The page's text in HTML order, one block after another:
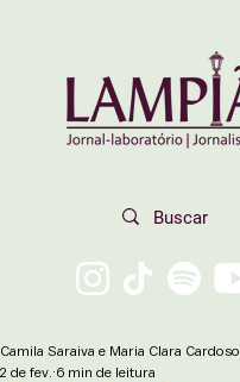
Camila Saraiva e Maria Clara Cardoso
2 de fev. 6 min de leitura